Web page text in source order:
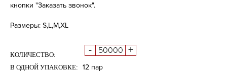
кнопки "Заказать звонок".
Размеры: S,L,M,XL
КОЛИЧЕСТВО: - +
В ОДНОЙ УПАКОВКЕ: 12 пар